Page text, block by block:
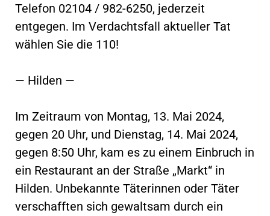
Telefon 02104 / 982-6250, jederzeit
entgegen. Im Verdachtsfall aktueller Tat
wählen Sie die 110!
— Hilden —
Im Zeitraum von Montag, 13. Mai 2024,
gegen 20 Uhr, und Dienstag, 14. Mai 2024,
gegen 8:50 Uhr, kam es zu einem Einbruch in
ein Restaurant an der Straße „Markt“ in
Hilden. Unbekannte Täterinnen oder Täter
verschafften sich gewaltsam durch ein